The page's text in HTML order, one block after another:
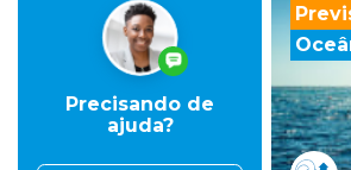
Precisando de
ajuda?